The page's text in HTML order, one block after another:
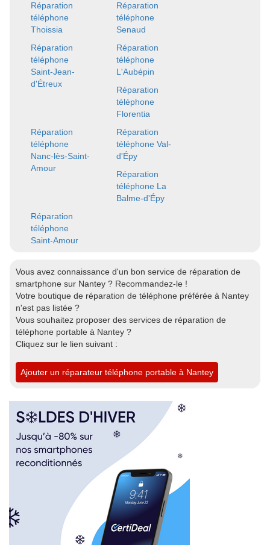
Réparation
téléphone
Thoissia
Réparation
téléphone
Senaud
Réparation
téléphone
Saint-Jean-
d'Étreux
Réparation
téléphone
L'Aubépin
Réparation
téléphone
Florentia
Réparation
téléphone
Nanc-lès-Saint-
Amour
Réparation
téléphone Val-
d'Épy
Réparation
téléphone La
Balme-d'Épy
Réparation
téléphone
Saint-Amour
Vous avez connaissance d'un bon service de réparation de
smartphone sur Nantey ? Recommandez-le !
Votre boutique de réparation de téléphone préférée à Nantey
n'est pas listée ?
Vous souhaitez proposer des services de réparation de
téléphone portable à Nantey ?
Cliquez sur le lien suivant :
Ajouter un réparateur téléphone portable à Nantey